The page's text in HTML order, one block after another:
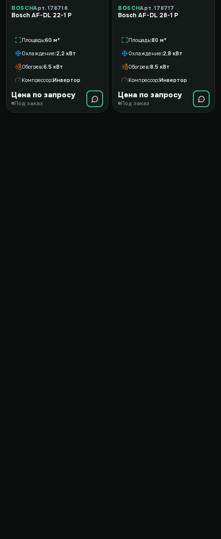
BOSCHАрт. 178716
Bosch AF-DL 22-1 P
Площадь 60 м²
Охлаждение 2,2 кВт
Обогрев 6.5 кВт
Компрессор Инвертор
Цена по запросу
Под заказ
BOSCHАрт. 178717
Bosch AF-DL 28-1 P
Площадь 80 м²
Охлаждение 2,8 кВт
Обогрев 8.5 кВт
Компрессор Инвертор
Цена по запросу
Под заказ